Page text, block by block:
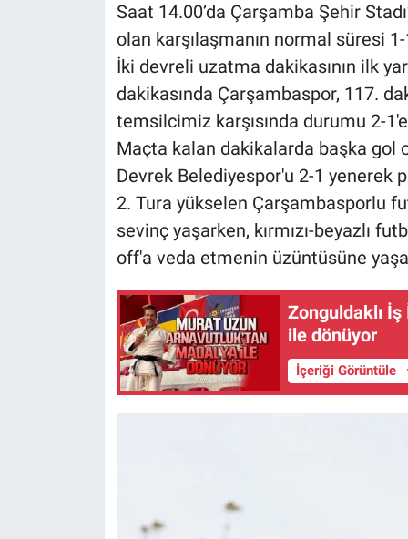
Saat 14.00’da Çarşamba Şehir
olan karşılaşmanın normal süresi
İki devreli uzatma dakikasının ilk
dakikasında Çarşambaspor, 117.
temsilcimiz karşısında durumu 2-
Maçta kalan dakikalarda başka gol
Devrek Belediyespor'u 2-1 yenerek
2. Tura yükselen Çarşambasporlu
sevinç yaşarken, kırmızı-beyazlı
off'a veda etmenin üzüntüsüne
Zonguldaklı
ile dönüyor
İçeriği Görüntüle